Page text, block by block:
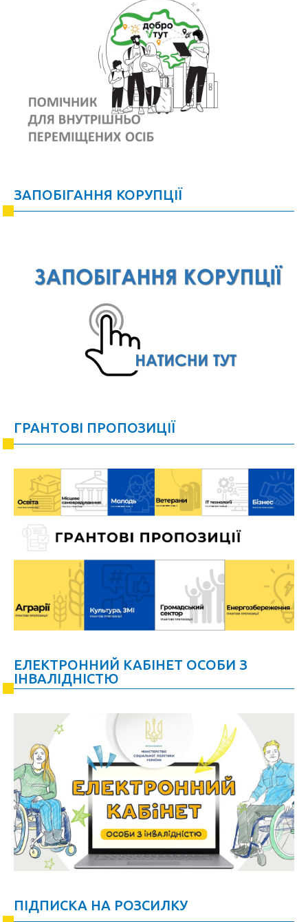
ЗАПОБІГАННЯ КОРУПЦІЇ
ГРАНТОВІ ПРОПОЗИЦІЇ
ЕЛЕКТРОННИЙ КАБІНЕТ ОСОБИ З
ІНВАЛІДНІСТЮ
ПІДПИСКА НА РОЗСИЛКУ